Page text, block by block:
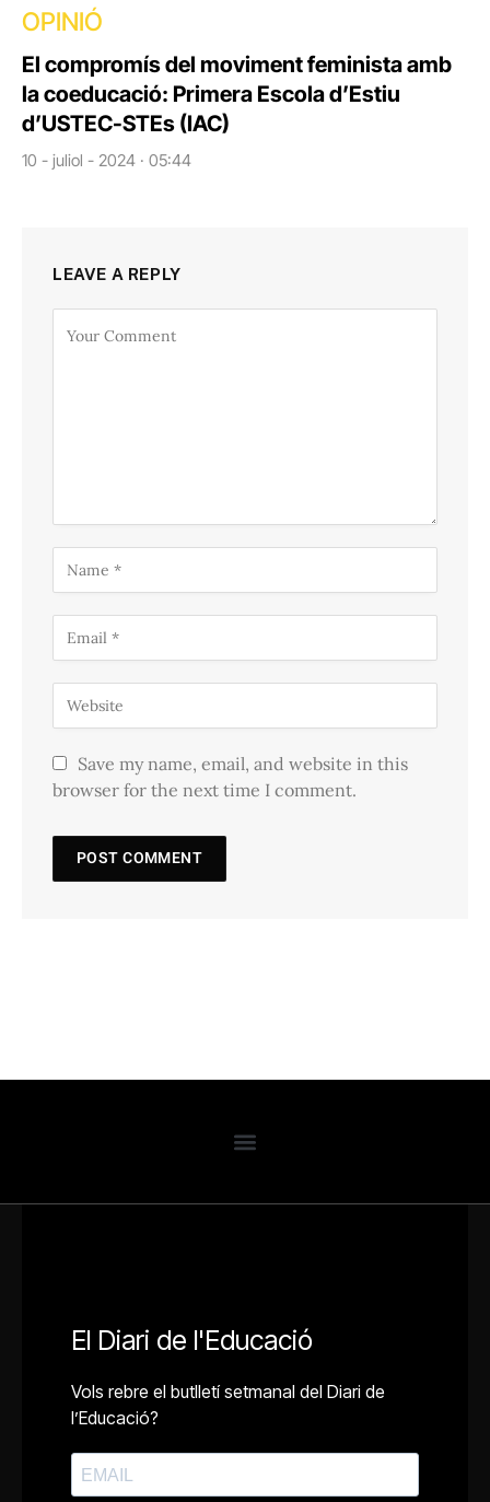
OPINIÓ
El compromís del moviment feminista amb
la coeducació: Primera Escola d’Estiu
d’USTEC-STEs (IAC)
10 - juliol - 2024 · 05:44
LEAVE A REPLY
Save my name, email, and website in this
browser for the next time I comment.